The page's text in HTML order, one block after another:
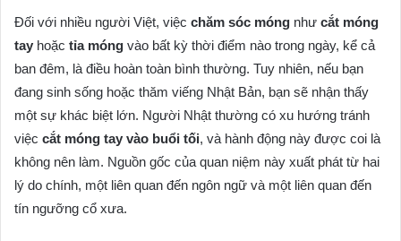
Đối với nhiều người Việt, việc chăm sóc móng như cắt móng
tay hoặc tỉa móng vào bất kỳ thời điểm nào trong ngày, kể cả
ban đêm, là điều hoàn toàn bình thường. Tuy nhiên, nếu bạn
đang sinh sống hoặc thăm viếng Nhật Bản, bạn sẽ nhận thấy
một sự khác biệt lớn. Người Nhật thường có xu hướng tránh
việc cắt móng tay vào buổi tối, và hành động này được coi là
không nên làm. Nguồn gốc của quan niệm này xuất phát từ hai
lý do chính, một liên quan đến ngôn ngữ và một liên quan đến
tín ngưỡng cổ xưa.